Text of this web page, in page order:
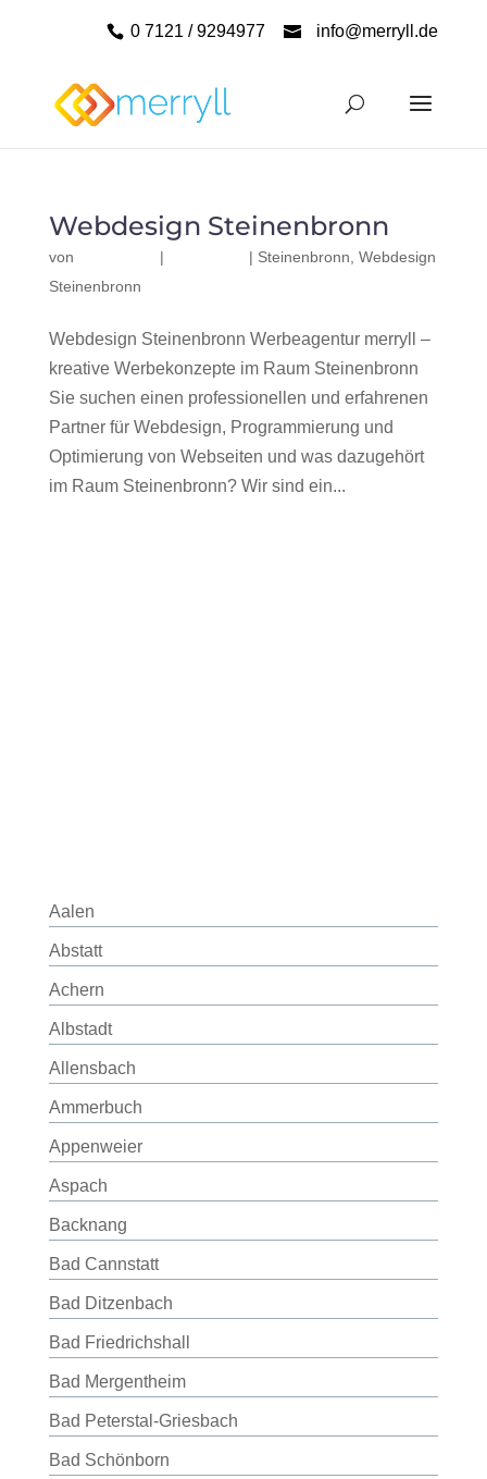
0 7121 / 9294977 info@merryll.de
Webdesign Steinenbronn
von | | Steinenbronn Webdesign
Steinenbronn
Webdesign Steinenbronn Werbeagentur merryll –
kreative Werbekonzepte im Raum Steinenbronn
Sie suchen einen professionellen und erfahrenen
Partner für Webdesign, Programmierung und
Optimierung von Webseiten und was dazugehört
im Raum Steinenbronn? Wir sind ein...
Aalen
Abstatt
Achern
Albstadt
Allensbach
Ammerbuch
Appenweier
Aspach
Backnang
Bad Cannstatt
Bad Ditzenbach
Bad Friedrichshall
Bad Mergentheim
Bad Peterstal-Griesbach
Bad Schönborn